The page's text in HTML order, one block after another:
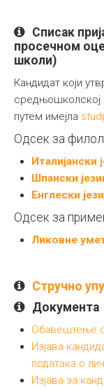
Списак
просечном
школи)
Кандидат који
средњошколској
путем имејла
Одсек за
Италијански
Шпански
Енглески
Одсек за
Ликовне
Стручно
Документа
Обавештење о
Изјава
података о
Изјава за